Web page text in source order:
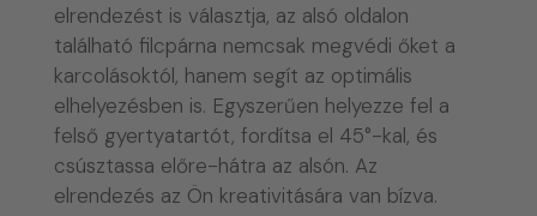
elrendezést is választja, az alsó oldalon
található filcpárna nemcsak megvédi őket a
karcolásoktól, hanem segít az optimális
elhelyezésben is. Egyszerűen helyezze fel a
felső gyertyatartót, fordítsa el 45°-kal, és
csúsztassa előre-hátra az alsón. Az
elrendezés az Ön kreativitására van bízva.